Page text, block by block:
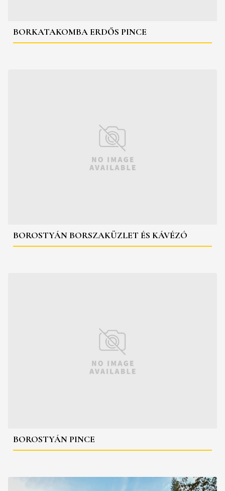
BORKATAKOMBA ERDŐS PINCE
BOROSTYÁN BORSZAKÜZLET ÉS KÁVÉZÓ
BOROSTYÁN PINCE